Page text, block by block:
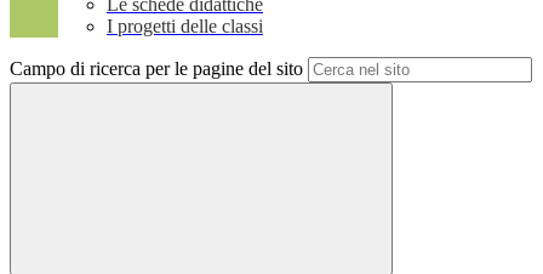
Le schede didattiche
I progetti delle classi
Campo di ricerca per le pagine del sito